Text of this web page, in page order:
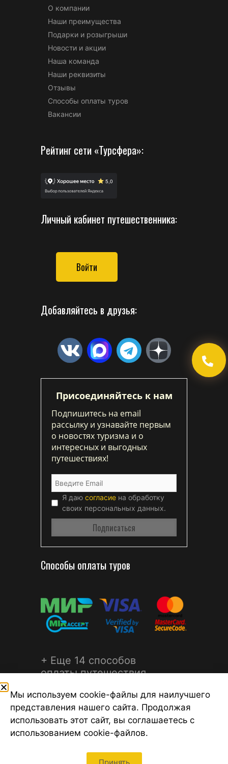
О компании
Наши преимущества
Подарки и розыгрыши
Новости и акции
Наша команда
Наши реквизиты
Отзывы
Способы оплаты туров
Вакансии
Рейтинг сети «Турсфера»:
Личный кабинет путешественника:
Войти
Добавляйтесь в друзья:
Присоединяйтесь к нам
Подпишитесь на email
рассылку и узнавайте первым
о новостях туризма и о
интересных и выгодных
путешествиях!
Я даю согласие на обработку
своих персональных данных.
Способы оплаты туров
+ Еще 14 способов
оплаты путешествия
©2026 Турагентство Турсфера - Поиск туров от надежных
Мы используем cookie-файлы для наилучшего
представления нашего сайта. Продолжая
использовать этот сайт, вы соглашаетесь с
использованием cookie-файлов.